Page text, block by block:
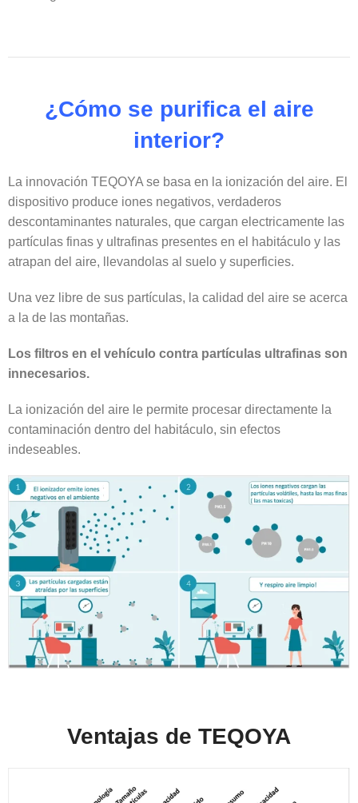
¿Cómo se purifica el aire
interior?
La innovación TEQOYA se basa en la ionización del aire. El
dispositivo produce iones negativos, verdaderos
descontaminantes naturales, que cargan electricamente las
partículas finas y ultrafinas presentes en el habitáculo y las
atrapan del aire, llevandolas al suelo y superficies.
Una vez libre de sus partículas, la calidad del aire se acerca
a la de las montañas.
Los filtros en el vehículo contra partículas ultrafinas son
innecesarios.
La ionización del aire le permite procesar directamente la
contaminación dentro del habitáculo, sin efectos
indeseables.
Ventajas de TEQOYA